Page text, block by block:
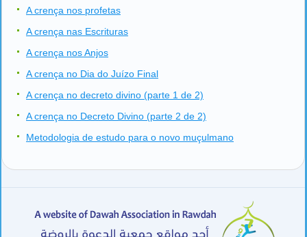
A crença nos profetas
A crença nas Escrituras
A crença nos Anjos
A crença no Dia do Juízo Final
A crença no decreto divino (parte 1 de 2)
A crença no Decreto Divino (parte 2 de 2)
Metodologia de estudo para o novo muçulmano